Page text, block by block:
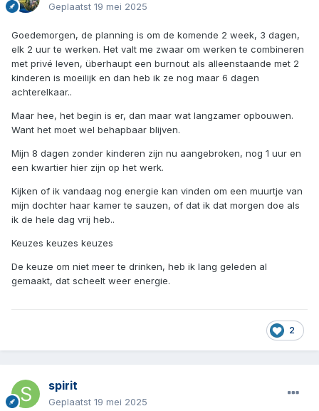
Geplaatst 19 mei 2025
Goedemorgen, de planning is om de komende 2 week, 3 dagen,
elk 2 uur te werken. Het valt me zwaar om werken te combineren
met privé leven, überhaupt een burnout als alleenstaande met 2
kinderen is moeilijk en dan heb ik ze nog maar 6 dagen
achterelkaar..
Maar hee, het begin is er, dan maar wat langzamer opbouwen.
Want het moet wel behapbaar blijven.
Mijn 8 dagen zonder kinderen zijn nu aangebroken, nog 1 uur en
een kwartier hier zijn op het werk.
Kijken of ik vandaag nog energie kan vinden om een muurtje van
mijn dochter haar kamer te sauzen, of dat ik dat morgen doe als
ik de hele dag vrij heb..
Keuzes keuzes keuzes
De keuze om niet meer te drinken, heb ik lang geleden al
gemaakt, dat scheelt weer energie.
2
spirit
Geplaatst 19 mei 2025